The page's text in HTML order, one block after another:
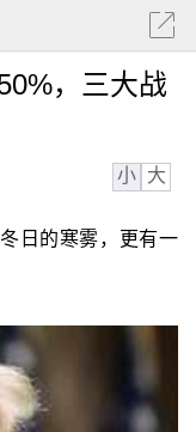
，三大战
小 大
日的寒雾，更有一